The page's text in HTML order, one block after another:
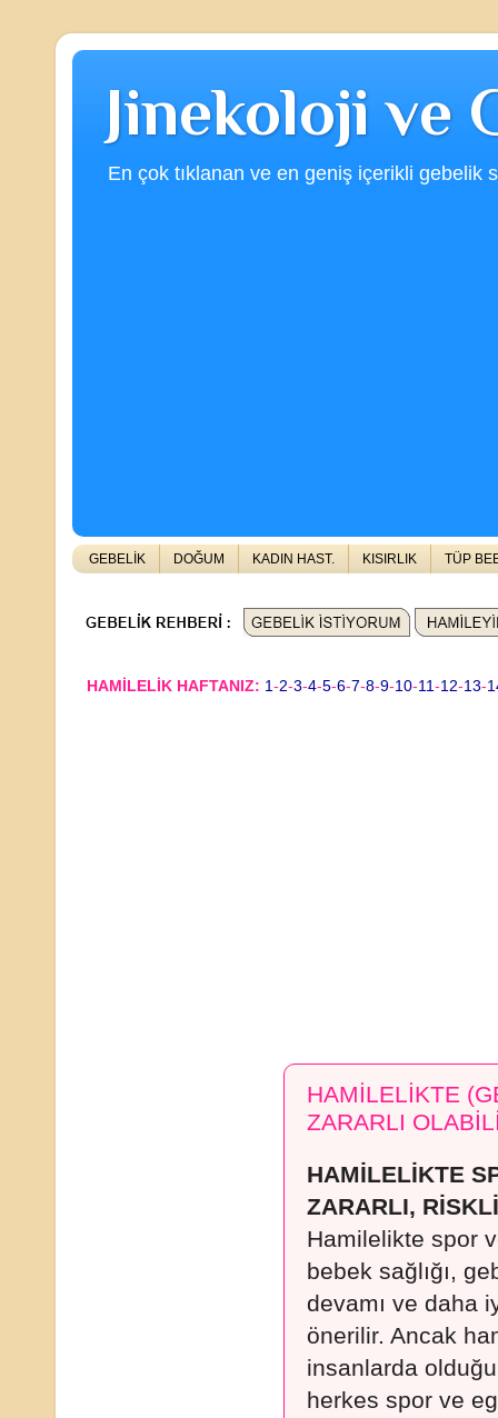
Jinekoloji ve
En çok tıklanan ve en geniş içerikli gebelik
GEBELİK DOĞUM KADIN HAST. KISIRLIK TÜP
HAMİLELİK HAFTANIZ: 1-2-3-4-5-6-7-8-9-10-11-12-13-
HAMİLELİKTE
ZARARLI
HAMİLELİKTE
ZARARLI,
Hamilelikte spor
bebek sağlığı,
devamı ve daha
önerilir. Ancak
insanlarda
herkes spor ve